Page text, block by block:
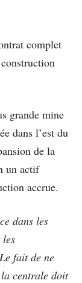
complet
grande mine
dans l’est du
de la
un actif
accrue.
dans les
fait de ne
la centrale doit